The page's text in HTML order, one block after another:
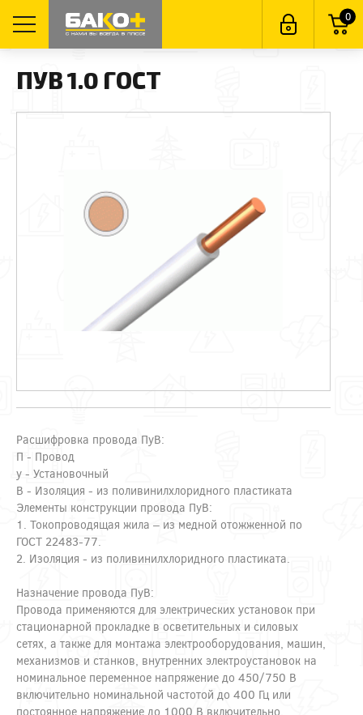
0
ПУВ 1.0 ГОСТ
Расшифровка провода ПуВ:
П - Провод
у - Установочный
В - Изоляция - из поливинилхлоридного пластиката
Элементы конструкции провода ПуВ:
1. Токопроводящая жила – из медной отожженной по
ГОСТ 22483-77.
2. Изоляция - из поливинилхлоридного пластиката.
Назначение провода ПуВ:
Провода применяются для электрических установок при
стационарной прокладке в осветительных и силовых
сетях, а также для монтажа электрооборудования, машин,
механизмов и станков, внутренних электроустановок на
номинальное переменное напряжение до 450/750 В
включительно номинальной частотой до 400 Гц или
постоянное напряжение до 1000 В включительно.